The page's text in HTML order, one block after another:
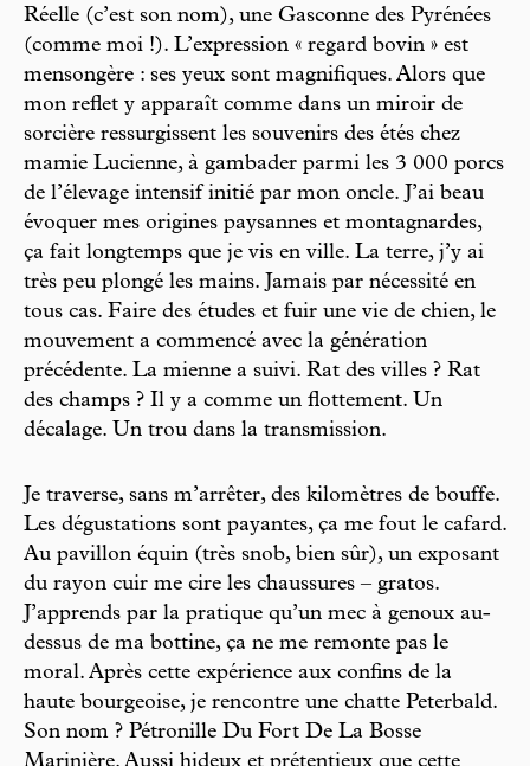
Réelle (c’est son nom), une Gasconne des Pyrénées
(comme moi !). L’expression « regard bovin » est
mensongère : ses yeux sont magnifiques. Alors que
mon reflet y apparaît comme dans un miroir de
sorcière ressurgissent les souvenirs des étés chez
mamie Lucienne, à gambader parmi les 3 000 porcs
de l’élevage intensif initié par mon oncle. J’ai beau
évoquer mes origines paysannes et montagnardes,
ça fait longtemps que je vis en ville. La terre, j’y ai
très peu plongé les mains. Jamais par nécessité en
tous cas. Faire des études et fuir une vie de chien, le
mouvement a commencé avec la génération
précédente. La mienne a suivi. Rat des villes ? Rat
des champs ? Il y a comme un flottement. Un
décalage. Un trou dans la transmission.
Je traverse, sans m’arrêter, des kilomètres de bouffe.
Les dégustations sont payantes, ça me fout le cafard.
Au pavillon équin (très snob, bien sûr), un exposant
du rayon cuir me cire les chaussures – gratos.
J’apprends par la pratique qu’un mec à genoux au-
dessus de ma bottine, ça ne me remonte pas le
moral. Après cette expérience aux confins de la
haute bourgeoise, je rencontre une chatte Peterbald.
Son nom ? Pétronille Du Fort De La Bosse